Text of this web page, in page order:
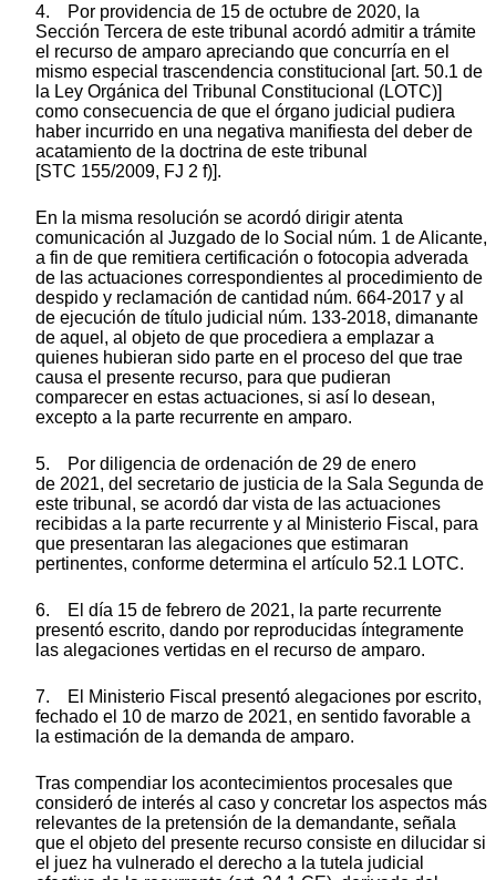
4. Por providencia de 15 de octubre de 2020, la
Sección Tercera de este tribunal acordó admitir a trámite
el recurso de amparo apreciando que concurría en el
mismo especial trascendencia constitucional [art. 50.1 de
la Ley Orgánica del Tribunal Constitucional (LOTC)]
como consecuencia de que el órgano judicial pudiera
haber incurrido en una negativa manifiesta del deber de
acatamiento de la doctrina de este tribunal
[STC 155/2009, FJ 2 f)].
En la misma resolución se acordó dirigir atenta
comunicación al Juzgado de lo Social núm. 1 de Alicante,
a fin de que remitiera certificación o fotocopia adverada
de las actuaciones correspondientes al procedimiento de
despido y reclamación de cantidad núm. 664-2017 y al
de ejecución de título judicial núm. 133-2018, dimanante
de aquel, al objeto de que procediera a emplazar a
quienes hubieran sido parte en el proceso del que trae
causa el presente recurso, para que pudieran
comparecer en estas actuaciones, si así lo desean,
excepto a la parte recurrente en amparo.
5. Por diligencia de ordenación de 29 de enero
de 2021, del secretario de justicia de la Sala Segunda de
este tribunal, se acordó dar vista de las actuaciones
recibidas a la parte recurrente y al Ministerio Fiscal, para
que presentaran las alegaciones que estimaran
pertinentes, conforme determina el artículo 52.1 LOTC.
6. El día 15 de febrero de 2021, la parte recurrente
presentó escrito, dando por reproducidas íntegramente
las alegaciones vertidas en el recurso de amparo.
7. El Ministerio Fiscal presentó alegaciones por escrito,
fechado el 10 de marzo de 2021, en sentido favorable a
la estimación de la demanda de amparo.
Tras compendiar los acontecimientos procesales que
consideró de interés al caso y concretar los aspectos más
relevantes de la pretensión de la demandante, señala
que el objeto del presente recurso consiste en dilucidar si
el juez ha vulnerado el derecho a la tutela judicial